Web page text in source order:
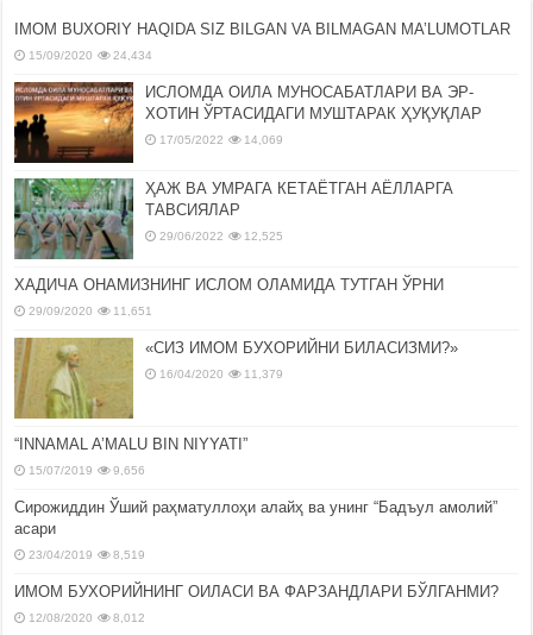
IMOM BUXORIY HAQIDA SIZ BILGAN VA BILMAGAN MA’LUMOTLAR
15/09/2020 24,434
ИСЛОМДА ОИЛА МУНОСАБАТЛАРИ ВА ЭР-
ХОТИН ЎРТАСИДАГИ МУШТАРАК ҲУҚУҚЛАР
17/05/2022 14,069
ҲАЖ ВА УМРАГА КЕТАЁТГАН АЁЛЛАРГА
ТАВСИЯЛАР
29/06/2022 12,525
ХАДИЧА ОНАМИЗНИНГ ИСЛОМ ОЛАМИДА ТУТГАН ЎРНИ
29/09/2020 11,651
«СИЗ ИМОМ БУХОРИЙНИ БИЛАСИЗМИ?»
16/04/2020 11,379
“INNAMAL A’MALU BIN NIYYATI”
15/07/2019 9,656
Сирожиддин Ўший раҳматуллоҳи алайҳ ва унинг “Бадъул амолий”
асари
23/04/2019 8,519
ИМОМ БУХОРИЙНИНГ ОИЛАСИ ВА ФАРЗАНДЛАРИ БЎЛГАНМИ?
12/08/2020 8,012